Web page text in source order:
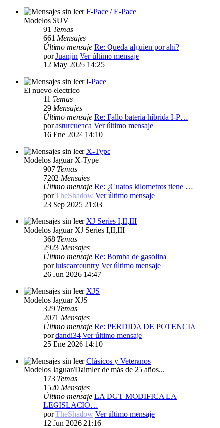
F-Pace / E-Pace
Modelos SUV
91 Temas
661 Mensajes
Último mensaje Re: Queda alguien por ahí?
porJuanjin Ver último mensaje
12 May 2026 14:25
I-Pace
El nuevo electrico
11 Temas
29 Mensajes
Último mensaje Re: Fallo batería híbrida I-P…
porasturcuenca Ver último mensaje
16 Ene 2024 14:10
X-Type
Modelos Jaguar X-Type
907 Temas
7202 Mensajes
Último mensaje Re: ¿Cuatos kilometros tiene …
porTheShadow Ver último mensaje
23 Sep 2025 21:03
XJ Series I,II,III
Modelos Jaguar XJ Series I,II,III
368 Temas
2923 Mensajes
Último mensaje Re: Bomba de gasolina
porluiscarcountry Ver último mensaje
26 Jun 2026 14:47
XJS
Modelos Jaguar XJS
329 Temas
2071 Mensajes
Último mensaje Re: PERDIDA DE POTENCIA
pordandi34 Ver último mensaje
25 Ene 2026 14:10
Clásicos y Veteranos
Modelos Jaguar/Daimler de más de 25 años...
173 Temas
1520 Mensajes
Último mensaje LA DGT MODIFICA LA
LEGISLACIÓ…
porTheShadow Ver último mensaje
12 Jun 2026 21:16